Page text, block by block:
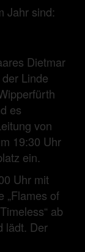
Jahr sind:
Dietmar
Linde
es
von
19:30 Uhr
ein.
Uhr mit
„Flames of
ab
lädt. Der